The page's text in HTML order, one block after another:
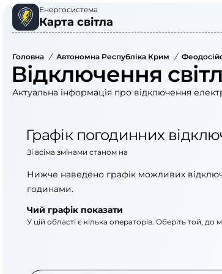
Енергосистема
Карта світла
Головна / Автономна Республіка Крим /
Відключення
Актуальна інформація про відключення
Графік погодинних
Зі всіма змінами станом на
Нижче наведено графік можливих
годинами.
Чий графік показати
У цій області є кілька операторів. Оберіть той,